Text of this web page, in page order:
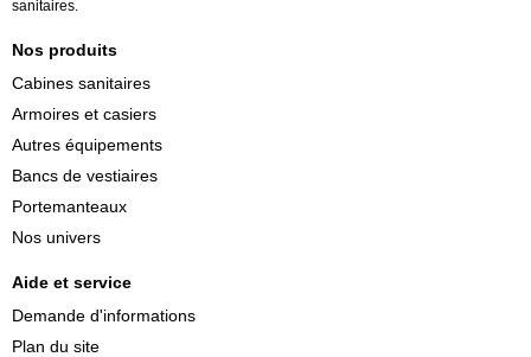
sanitaires.
Nos produits
Cabines sanitaires
Armoires et casiers
Autres équipements
Bancs de vestiaires
Portemanteaux
Nos univers
Aide et service
Demande d'informations
Plan du site